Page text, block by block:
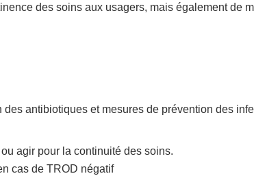
des soins aux usagers, mais également de
des antibiotiques et mesures de prévention des
agir pour la continuité des soins.
cas de TROD négatif